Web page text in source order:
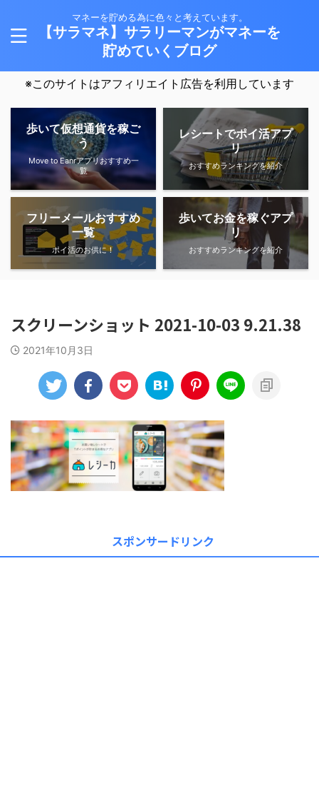
マネーを貯める為に色々と考えています。
【サラマネ】サラリーマンがマネーを
貯めていくブログ
※このサイトはアフィリエイト広告を利用しています
歩いて仮想通貨を稼ご
う
Move to Eanrアプリおすすめ一
覧
レシートでポイ活アプ
リ
おすすめランキングを紹介
フリーメールおすすめ
一覧
ポイ活のお供に！
歩いてお金を稼ぐアプ
リ
おすすめランキングを紹介
スクリーンショット 2021-10-03 9.21.38
2021年10月3日
スポンサードリンク